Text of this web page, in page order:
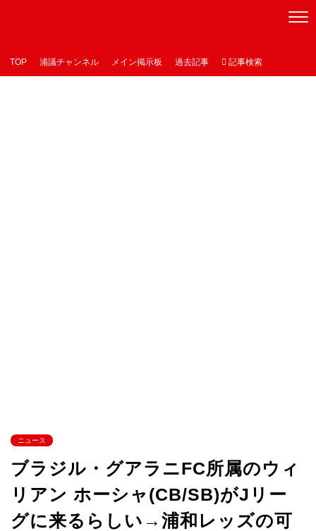
TOP 浦議チャンネル メイン掲示板 過去記事  記事検索
ニュース
ブラジル・グアラニFC所属のウィ
リアン ホーシャ(CB/SB)がJリー
グに来るらしい→浦和レッズの可